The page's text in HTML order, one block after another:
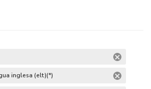
inglesa (elt)(*)